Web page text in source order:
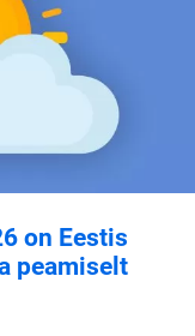
on Eestis
peamiselt